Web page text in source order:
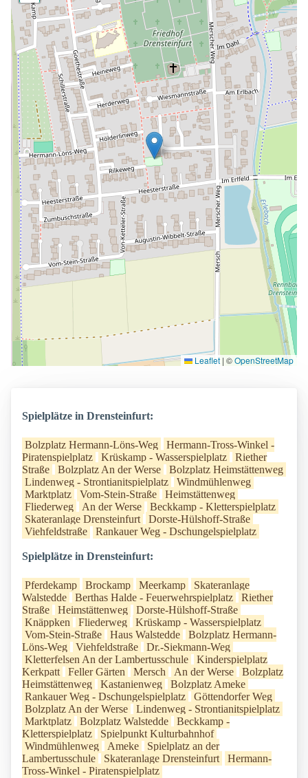
Leaflet | ©OpenStreetMap
Spielplätze in Drensteinfurt:
Bolzplatz Hermann-Löns-Weg
Hermann-Tross-Winkel -
Piratenspielplatz
Krüskamp - Wasserspielplatz
Riether
Straße
Bolzplatz An der Werse
Bolzplatz Heimstättenweg
Lindenweg - Strontianitspielplatz
Windmühlenweg
Marktplatz
Vom-Stein-Straße
Heimstättenweg
Fliederweg
An der Werse
Beckkamp - Kletterspielplatz
Skateranlage Drensteinfurt
Dorste-Hülshoff-Straße
Viehfeldstraße
Rankauer Weg - Dschungelspielplatz
Spielplätze in Drensteinfurt:
Pferdekamp Brockamp Meerkamp
Skateranlage
Walstedde
Berthas Halde - Feuerwehrspielplatz
Riether
Straße
Heimstättenweg
Dorste-Hülshoff-Straße
Knäppken
Fliederweg
Krüskamp - Wasserspielplatz
Vom-Stein-Straße
Haus Walstedde
Bolzplatz Hermann-
Löns-Weg
Viehfeldstraße
Dr.-Siekmann-Weg
Kletterfelsen An der Lambertusschule
Kinderspielplatz
Kerkpatt
Feller Gärten Mersch An der Werse
Bolzplatz
Heimstättenweg
Kastanienweg
Bolzplatz Ameke
Rankauer Weg - Dschungelspielplatz
Göttendorfer Weg
Bolzplatz An der Werse
Lindenweg - Strontianitspielplatz
Marktplatz
Bolzplatz Walstedde
Beckkamp -
Kletterspielplatz
Spielpunkt Kulturbahnhof
Windmühlenweg
Ameke
Spielplatz an der
Lambertusschule
Skateranlage Drensteinfurt
Hermann-
Tross-Winkel - Piratenspielplatz